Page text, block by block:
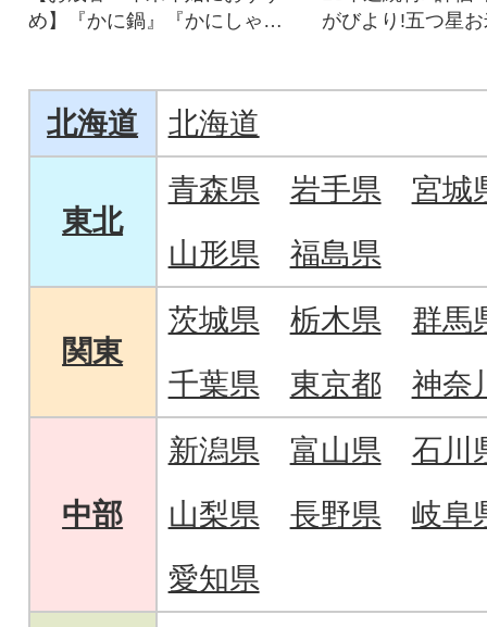
め】『かに鍋』『かにしゃ
がびより!五つ星
北海道 北海道
東北
青森県 岩手県
宮城
山形県
福島県
関東
茨城県 栃木県
群馬
千葉県
東京都 神奈
中部
新潟県 富山県
石川
山梨県
長野県
岐阜
愛知県